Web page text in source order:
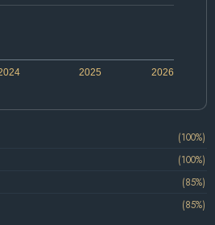
2026
2025
(100%)
(100%)
(85%)
(85%)